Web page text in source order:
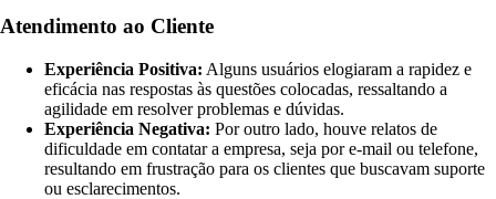
Atendimento ao Cliente
Experiência Positiva: Alguns usuários elogiaram a rapidez e
eficácia nas respostas às questões colocadas, ressaltando a
agilidade em resolver problemas e dúvidas.
Experiência Negativa: Por outro lado, houve relatos de
dificuldade em contatar a empresa, seja por e-mail ou telefone,
resultando em frustração para os clientes que buscavam suporte
ou esclarecimentos.